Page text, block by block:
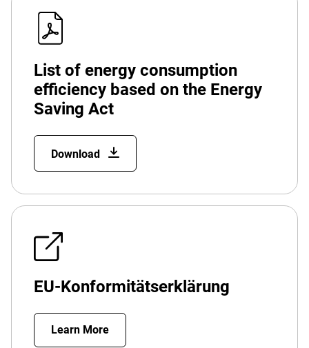
List of energy consumption
efficiency based on the Energy
Saving Act
Download
EU-Konformitätserklärung
Learn More